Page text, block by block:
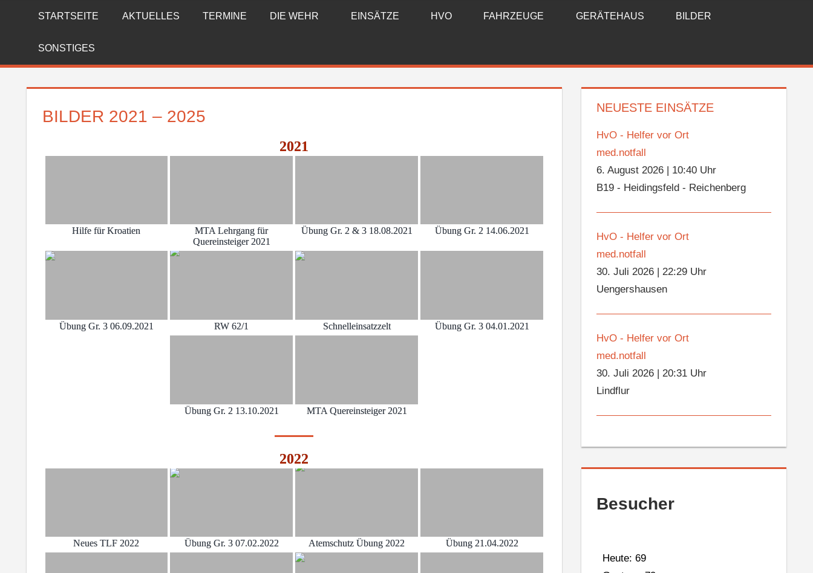
FREIWILLIGE
FEUERWEHR
REICHENBERG
STARTSEITE AKTUELLES TERMINE DIE WEHR EINSÄTZE HVO FAHRZEUGE GERÄTEHAUS BILDER
SONSTIGES
BILDER 2021 – 2025
2021
Hilfe für Kroatien
MTA Lehrgang für
Quereinsteiger 2021
Übung Gr. 2 & 3 18.08.2021 Übung Gr. 2 14.06.2021
Übung Gr. 3 06.09.2021 RW 62/1 Schnelleinsatzzelt Übung Gr. 3 04.01.2021
Übung Gr. 2 13.10.2021 MTA Quereinsteiger 2021
2022
Neues TLF 2022 Übung Gr. 3 07.02.2022 Atemschutz Übung 2022 Übung 21.04.2022
NEUESTE EINSÄTZE
HvO - Helfer vor Ort
med.notfall
6. August 2026
10:40 Uhr
B19 - Heidingsfeld - Reichenberg
HvO - Helfer vor Ort
med.notfall
30. Juli 2026 |22:29 Uhr
Uengershausen
HvO - Helfer vor Ort
med.notfall
30. Juli 2026 |20:31 Uhr
Lindflur
Besucher
Heute: 69